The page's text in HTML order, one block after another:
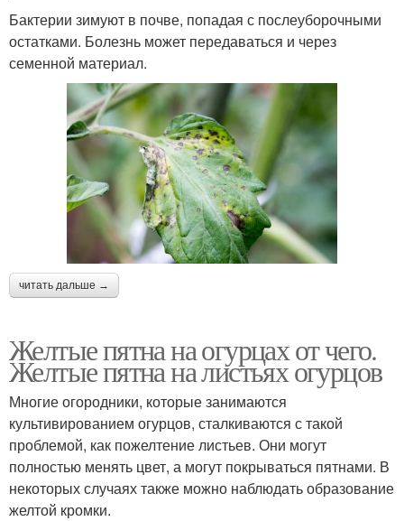
Бактерии зимуют в почве, попадая с послеуборочными
остатками. Болезнь может передаваться и через
семенной материал.
читать дальше →
Желтые пятна на огурцах от чего.
Желтые пятна на листьях огурцов
Многие огородники, которые занимаются
культивированием огурцов, сталкиваются с такой
проблемой, как пожелтение листьев. Они могут
полностью менять цвет, а могут покрываться пятнами. В
некоторых случаях также можно наблюдать образование
желтой кромки.